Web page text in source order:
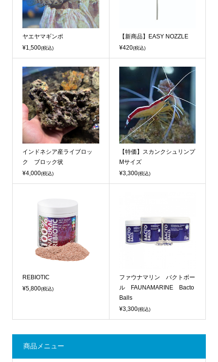
ヤエヤマギンポ
¥1,500(税込)
【新商品】EASY NOZZLE
¥420(税込)
インドネシア産ライブロッ
ク ブロック状
¥4,000(税込)
【特価】スカンクシュリンプ
Mサイズ
¥3,300(税込)
REBIOTIC
¥5,800(税込)
ファウナマリン バクトボー
ル FAUNAMARINE Bacto
Balls
¥3,300(税込)
商品メニュー